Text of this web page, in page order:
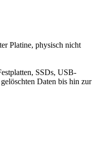
Platine, physisch nicht
SSDs, USB-
Daten bis hin zur